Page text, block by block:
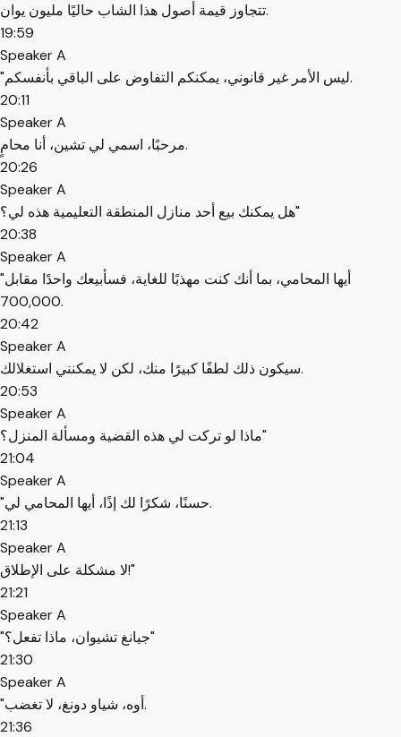
تتجاوز قيمة أصول هذا الشاب حاليًا مليون يوان.
19:59
Speaker A
"ليس الأمر غير قانوني، يمكنكم التفاوض على الباقي بأنفسكم.
20:11
Speaker A
مرحبًا، اسمي لي تشين، أنا محامٍ.
20:26
Speaker A
هل يمكنك بيع أحد منازل المنطقة التعليمية هذه لي؟"
20:38
Speaker A
"أيها المحامي، بما أنك كنت مهذبًا للغاية، فسأبيعك واحدًا مقابل
700,000.
20:42
Speaker A
سيكون ذلك لطفًا كبيرًا منك، لكن لا يمكنني استغلالك.
20:53
Speaker A
ماذا لو تركت لي هذه القضية ومسألة المنزل؟"
21:04
Speaker A
"حسنًا، شكرًا لك إذًا، أيها المحامي لي.
21:13
Speaker A
لا مشكلة على الإطلاق!"
21:21
Speaker A
"جيانغ تشيوان، ماذا تفعل؟"
21:30
Speaker A
"أوه، شياو دونغ، لا تغضب.
21:36